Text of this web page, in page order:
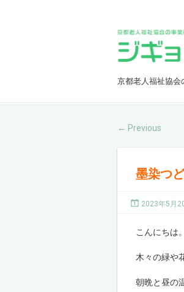
京都老人福祉協会
← Previous
墨染つ
2023年5月
こんにちは
木々の緑や
朝晩と昼の